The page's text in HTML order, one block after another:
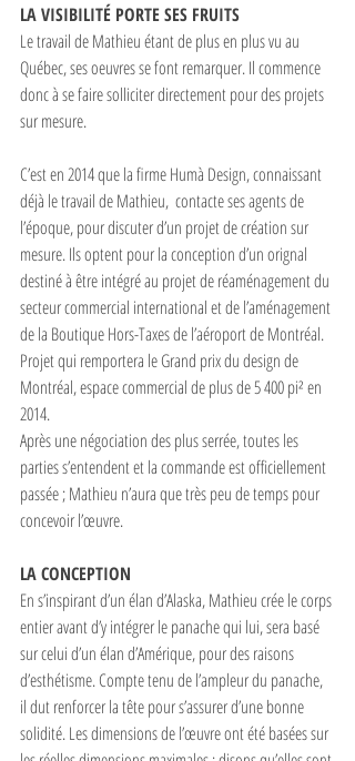
LA VISIBILITÉ PORTE SES FRUITS
Le travail de Mathieu étant de plus en plus vu au
Québec, ses oeuvres se font remarquer. Il commence
donc à se faire solliciter directement pour des projets
sur mesure.
C’est en 2014 que la firme Humà Design, connaissant
déjà le travail de Mathieu,  contacte ses agents de
l’époque, pour discuter d’un projet de création sur
mesure. Ils optent pour la conception d’un orignal
destiné à être intégré au projet de réaménagement du
secteur commercial international et de l’aménagement
de la Boutique Hors-Taxes de l’aéroport de Montréal.
Projet qui remportera le Grand prix du design de
Montréal, espace commercial de plus de 5 400 pi² en
2014.
Après une négociation des plus serrée, toutes les
parties s’entendent et la commande est officiellement
passée ; Mathieu n’aura que très peu de temps pour
concevoir l’œuvre.
LA CONCEPTION
En s’inspirant d’un élan d’Alaska, Mathieu crée le corps
entier avant d’y intégrer le panache qui lui, sera basé
sur celui d’un élan d’Amérique, pour des raisons
d’esthétisme. Compte tenu de l’ampleur du panache,
il dut renforcer la tête pour s’assurer d’une bonne
solidité. Les dimensions de l’œuvre ont été basées sur